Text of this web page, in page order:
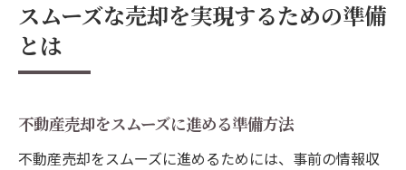
スムーズな売却を実現するための準備
とは
不動産売却をスムーズに進める準備方法
不動産売却をスムーズに進めるためには、事前の情報収